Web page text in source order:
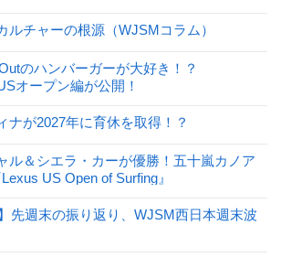
ルチャーの根源（WJSMコラム）
のハンバーガーが大好き！？
オープン編が公開！
ナが2027年に育休を取得！？
ル＆シエラ・カーが優勝！五十嵐カノア
US Open of Surfing』
先週末の振り返り、WJSM西日本週末波